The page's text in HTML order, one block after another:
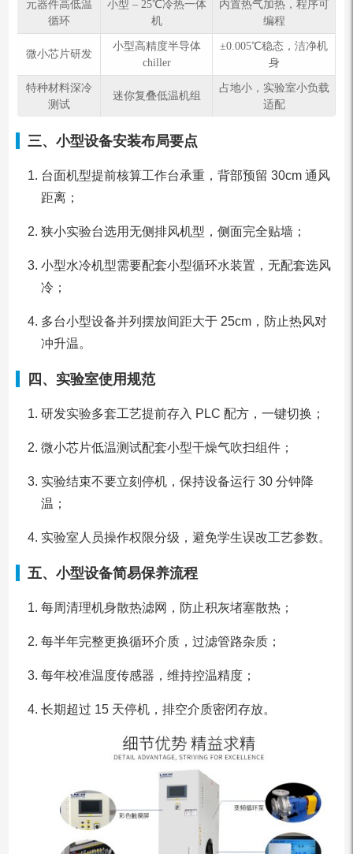
元器件高低温
循环
小型 – 25℃冷热一体
机
内置热气加热，程序可
编程
微小芯片研发
小型高精度半导体
chiller
±0.005℃稳态，洁净机
身
特种材料深冷
测试
迷你复叠低温机组
占地小，实验室小负载
适配
三、小型设备安装布局要点
台面机型提前核算工作台承重，背部预留 30cm 通风
距离；
狭小实验台选用无侧排风机型，侧面完全贴墙；
小型水冷机型需要配套小型循环水装置，无配套选风
冷；
多台小型设备并列摆放间距大于 25cm，防止热风对
冲升温。
四、实验室使用规范
研发实验多套工艺提前存入 PLC 配方，一键切换；
微小芯片低温测试配套小型干燥气吹扫组件；
实验结束不要立刻停机，保持设备运行 30 分钟降
温；
实验室人员操作权限分级，避免学生误改工艺参数。
五、小型设备简易保养流程
每周清理机身散热滤网，防止积灰堵塞散热；
每半年完整更换循环介质，过滤管路杂质；
每年校准温度传感器，维持控温精度；
长期超过 15 天停机，排空介质密闭存放。